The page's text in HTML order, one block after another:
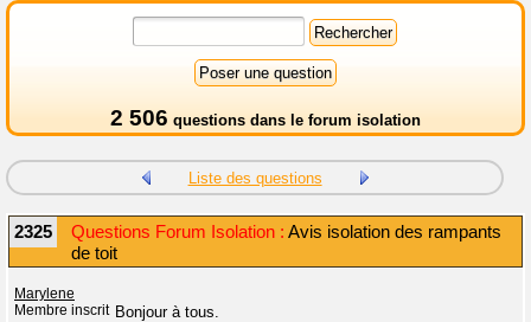
2 506 questions dans le forum isolation
Liste des questions
2325 Questions Forum Isolation : Avis isolation des rampants
de toit
Marylene
Membre inscrit Bonjour à tous.